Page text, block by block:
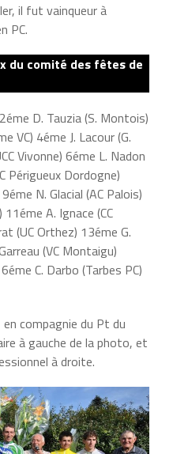
il fut vainqueur à
PC.
du comité des fêtes de
D. Tauzia (S. Montois)
VC) 4éme J. Lacour (G.
Vivonne) 6éme L. Nadon
Périgueux Dordogne)
N. Glacial (AC Palois)
A. Ignace (CC
(UC Orthez) 13éme G.
(VC Montaigu)
C. Darbo (Tarbes PC)
compagnie du Pt du
à gauche de la photo, et
à droite.